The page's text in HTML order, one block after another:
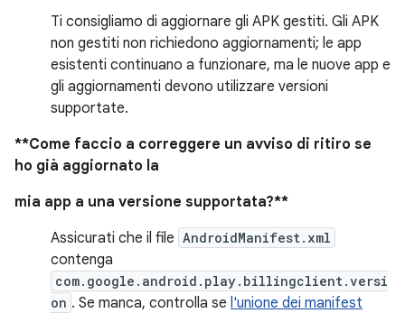
Ti consigliamo di aggiornare gli APK gestiti. Gli APK
non gestiti non richiedono aggiornamenti; le app
esistenti continuano a funzionare, ma le nuove app e
gli aggiornamenti devono utilizzare versioni
supportate.
**Come faccio a correggere un avviso di ritiro se
ho già aggiornato la
mia app a una versione supportata?**
Assicurati che il file AndroidManifest.xml
contenga
com.google.android.play.billingclient.versi
on . Se manca, controlla se l'unione dei manifest